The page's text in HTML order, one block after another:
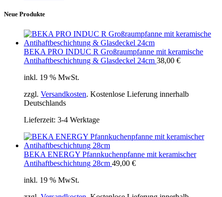
Neue Produkte
BEKA PRO INDUC R Großraumpfanne mit keramische
Antihaftbeschichtung & Glasdeckel 24cm 38,00 €
inkl. 19 % MwSt.
zzgl. Versandkosten. Kostenlose Lieferung innerhalb
Deutschlands
Lieferzeit: 3-4 Werktage
BEKA ENERGY Pfannkuchenpfanne mit keramischer
Antihaftbeschichtung 28cm 49,00 €
inkl. 19 % MwSt.